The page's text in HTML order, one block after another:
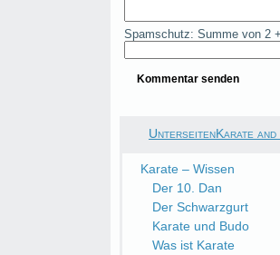
Spamschutz: Summe von 2
UnterseitenKarate and
Karate – Wissen
Der 10. Dan
Der Schwarzgurt
Karate und Budo
Was ist Karate